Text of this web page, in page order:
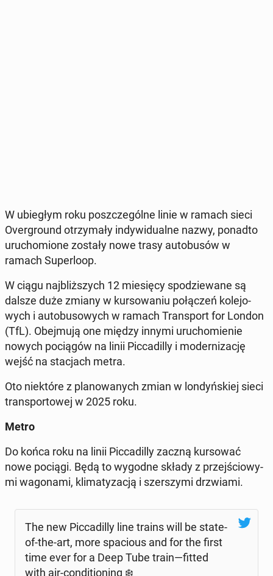
W ubie­głym roku po­szcze­gól­ne linie w ramach sieci
Over­gro­und otrzy­ma­ły in­dy­wi­du­al­ne nazwy, ponadto
uru­cho­mio­ne zostały nowe trasy au­to­bu­sów w
ramach Su­per­lo­op.
W ciągu naj­bliż­szych 12 mie­się­cy spo­dzie­wa­ne są
dalsze duże zmiany w kur­so­wa­niu po­łą­czeń ko­le­jo­
wych i au­to­bu­so­wych w ramach Trans­port for London
(TfL). Obej­mu­ją one między innymi uru­cho­mie­nie
nowych po­cią­gów na linii Pic­ca­dil­ly i mo­der­ni­za­cję
wejść na sta­cjach metra.
Oto nie­któ­re z pla­no­wa­nych zmian w lon­dyń­skiej sieci
trans­por­to­wej w 2025 roku.
Metro
Do końca roku na linii Pic­ca­dil­ly zaczną kur­so­wać
nowe pociągi. Będą to wygodne składy z przej­ścio­wy­
mi wa­go­na­mi, kli­ma­ty­za­cją i szer­szy­mi drzwia­mi.
The new Pic­ca­dil­ly line trains will be state-
of-the-art, more spa­cio­us and for the first
time ever for a Deep Tube train—fitted
with air-con­di­tio­ning ❄️